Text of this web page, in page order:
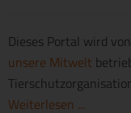
Dieses Portal wird
unsere Mitwelt
Weiterlesen ...